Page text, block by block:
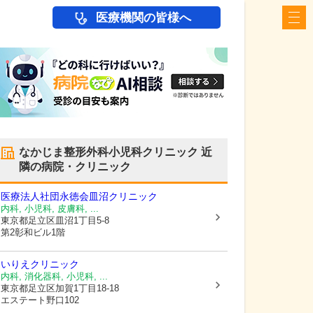
医療機関の皆様へ
なかじま整形外科小児科クリニック 近
隣の病院・クリニック
医療法人社団永徳会 皿沼クリニック
内科, 小児科, 皮膚科, ...
東京都足立区皿沼1丁目5-8
第2彰和ビル1階
いりえクリニック
内科, 消化器科, 小児科, ...
東京都足立区加賀1丁目18-18
エステート野口102